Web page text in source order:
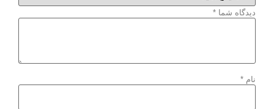
دیدگاه شما *
نام *